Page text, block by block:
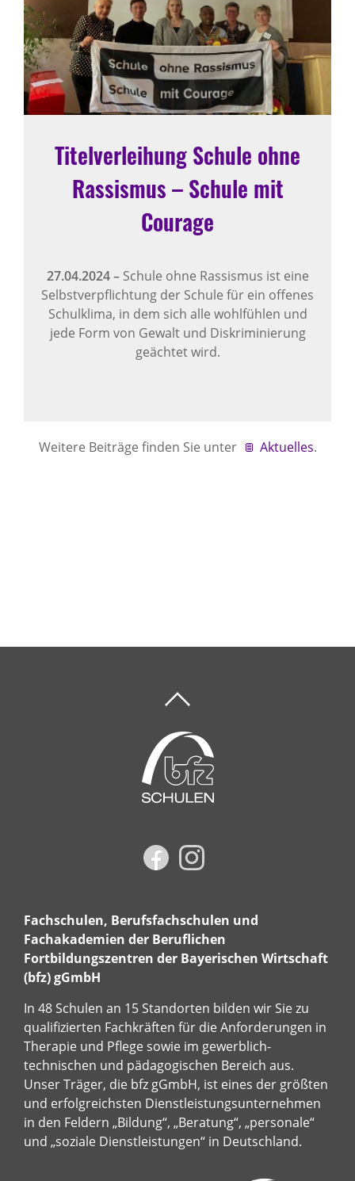
Titelverleihung Schule ohne
Rassismus – Schule mit
Courage
27.04.2024–Schule ohne Rassismus ist eine
Selbstverpflichtung der Schule für ein offenes
Schulklima, in dem sich alle wohlfühlen und
jede Form von Gewalt und Diskriminierung
geächtet wird.
Weitere Beiträge finden Sie unter Aktuelles.
Fachschulen, Berufsfachschulen und
Fachakademien der Beruflichen
Fortbildungszentren der Bayerischen Wirtschaft
(bfz) gGmbH
In 48 Schulen an 15 Standorten bilden wir Sie zu
qualifizierten Fachkräften für die Anforderungen in
Therapie und Pflege sowie im gewerblich-
technischen und pädagogischen Bereich aus.
Unser Träger, die bfz gGmbH, ist eines der größten
und erfolgreichsten Dienstleistungsunternehmen
in den Feldern „Bildung“, „Beratung“, „personale“
und „soziale Dienstleistungen“ in Deutschland.